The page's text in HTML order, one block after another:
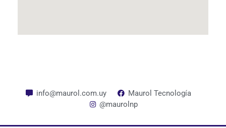
info@maurol.com.uy
Maurol Tecnología
@maurolnp